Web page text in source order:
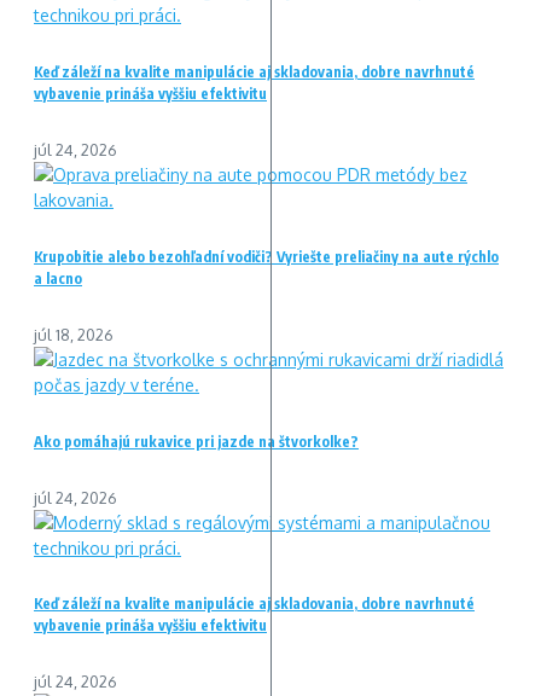
Keď záleží na kvalite manipulácie aj skladovania, dobre navrhnuté
vybavenie prináša vyššiu efektivitu
júl 24, 2026
Krupobitie alebo bezohľadní vodiči? Vyriešte preliačiny na aute rýchlo
a lacno
júl 18, 2026
Ako pomáhajú rukavice pri jazde na štvorkolke?
júl 24, 2026
Keď záleží na kvalite manipulácie aj skladovania, dobre navrhnuté
vybavenie prináša vyššiu efektivitu
júl 24, 2026